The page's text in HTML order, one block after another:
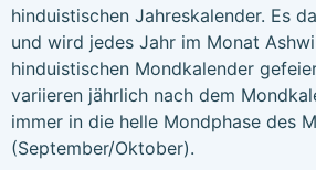
hinduistischen Jahreskalender. Es
und wird jedes Jahr im Monat
hinduistischen Mondkalender
variieren jährlich nach dem
immer in die helle Mondphase des
(September/Oktober).